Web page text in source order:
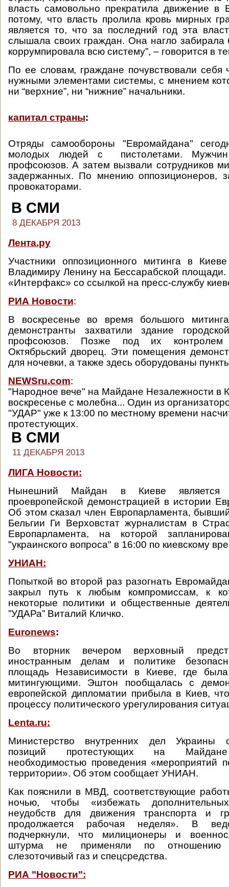
власть самовольно прекратила движение в
потому, что власть пролила кровь мирных
является то, что за последний год эта
слышала своих граждан. Она нагло забирала
коррумпировала всю систему”, – говорится в
По ее словам, граждане почувствовали себя
нужными элементами системы, с мнением
ни “верхние”, ни “нижние” начальники.
капитал страны:
Отряды самообороны "Евромайдана"
молодых людей с пистолетами.
профсоюзов. А затем вызвали сотрудников
задержанных. По мнению оппозиционеров,
провокаторами.
В СМИ
8 ДЕКАБРЯ 2013
Лента.ру
Участники оппозиционного митинга в
Владимиру Ленину на Бессарабской
«Интерфакс» со ссылкой на пресс-службу
РИА Новости:
В воскресенье во время большого
демонстранты захватили здание
профсоюзов. Позже под их контролем
Октябрьский дворец. Эти помещения
для ночевки, а также здесь оборудованы
NEWSru.com:
"Народное вече" на Майдане Незалежности в
воскресенье с молебна... Один из
"УДАР" уже к 13:00 по местному времени
протестующих.
В СМИ
11 ДЕКАБРЯ 2013
ЛИГА Новости:
Нынешний Майдан в Киеве является
проевропейской демонстрацией в истории
Об этом сказал член Европарламента,
Бельгии Ги Верховстат журналистам в
Европарламента, на которой
"украинского вопроса" в 16:00 по киевскому
УНИАН:
Попыткой во второй раз разогнать
закрыл путь к любым компромиссам, к
некоторые политики и общественные
”УДАРа” Виталий Кличко.
Euronews:
Во вторник вечером верховный
иностранным делам и политике
площадь Независимости в Киеве, где
митингующими. Эштон пообщалась с
европейской дипломатии прибыла в Киев,
процессу политического урегулирования
Lenta.ru:
Министерство внутренних дел Украины
позиций протестующих на Майдане
необходимостью проведения «мероприятий
территории». Об этом сообщает УНИАН.
Как пояснили в МВД, соответствующие
ночью, чтобы «избежать
неудобств для движения транспорта и
продолжается рабочая неделя». В
подчеркнули, что милиционеры и
штурма не применяли по отношению
слезоточивый газ и спецсредства.
РИА "Новости":